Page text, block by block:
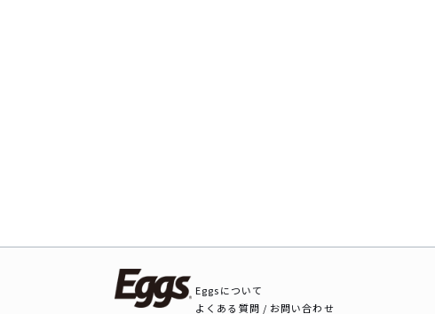
Eggsについて
よくある質問 / お問い合わせ